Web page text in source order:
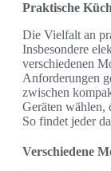
Praktische
Die Vielfalt an
Insbesondere
verschiedenen
Anforderungen
zwischen
Geräten wählen,
So findet jeder
Verschiedene